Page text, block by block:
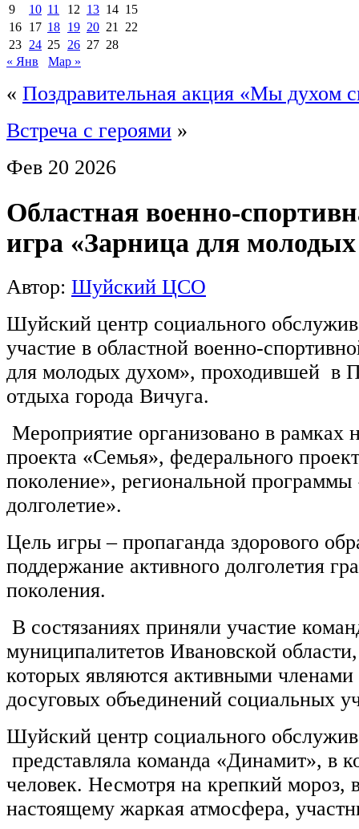
9
10 11 12 13 14 15
16 17 18 19 20 21
22
23 24 25 26 27 28
« Янв
Мар »
« Поздравительная акция «Мы духом
Встреча с героями »
Фев 20 2026
Областная военно-
игра «Зарница для
Автор: Шуйский ЦСО
Шуйский центр социального
участие в областной военно-
для молодых духом», проходившей в
отдыха города Вичуга.
Мероприятие организовано в рамках
проекта «Семья», федерального
поколение», региональной
долголетие».
Цель игры – пропаганда здорового
поддержание активного долголетия
поколения.
В состязаниях приняли участие
муниципалитетов Ивановской
которых являются активными
досуговых объединений социальных
Шуйский центр социального
представляла команда «Динамит», в
человек. Несмотря на крепкий мороз,
настоящему жаркая атмосфера,